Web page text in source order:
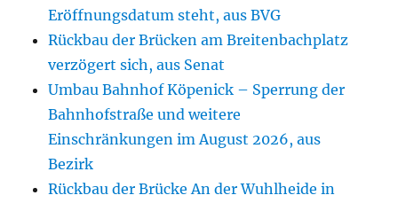
Eröffnungsdatum steht, aus BVG
Rückbau der Brücken am Breitenbachplatz
verzögert sich, aus Senat
Umbau Bahnhof Köpenick – Sperrung der
Bahnhofstraße und weitere
Einschränkungen im August 2026, aus
Bezirk
Rückbau der Brücke An der Wuhlheide in